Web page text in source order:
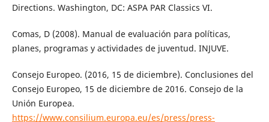
Directions. Washington, DC: ASPA PAR Classics VI.
Comas, D (2008). Manual de evaluación para políticas,
planes, programas y actividades de juventud. INJUVE.
Consejo Europeo. (2016, 15 de diciembre). Conclusiones del
Consejo Europeo, 15 de diciembre de 2016. Consejo de la
Unión Europea.
https://www.consilium.europa.eu/es/press/press-